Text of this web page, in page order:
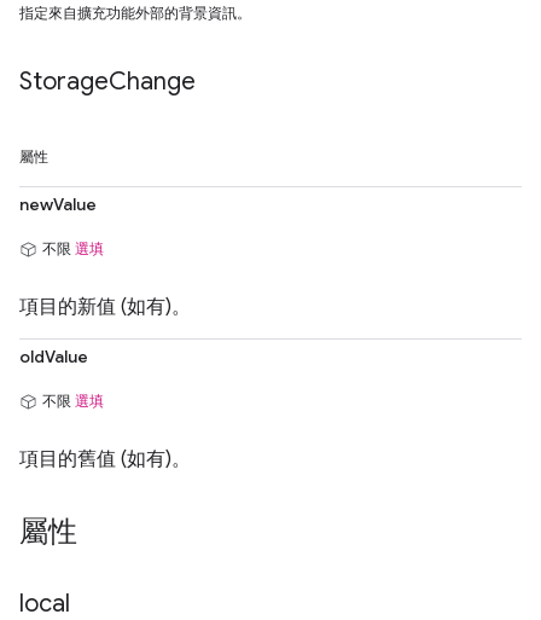
指定來自擴充功能外部的背景資訊。
StorageChange
屬性
newValue
不限 選填
項目的新值 (如有)。
oldValue
不限 選填
項目的舊值 (如有)。
屬性
local